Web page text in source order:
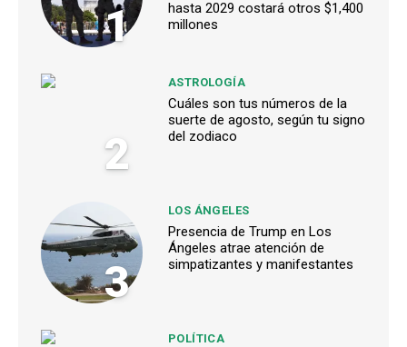
1
hasta 2029 costará otros $1,400
millones
2
ASTROLOGÍA
Cuáles son tus números de la
suerte de agosto, según tu signo
del zodiaco
3
LOS ÁNGELES
Presencia de Trump en Los
Ángeles atrae atención de
simpatizantes y manifestantes
POLÍTICA